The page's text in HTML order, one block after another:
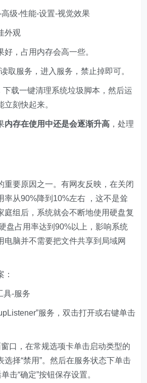
级-性能-设置-视觉效果
外观
，占用内存会高一些。
取服务，进入服务，禁止掉即可。
下载一键清理系统垃圾脚本，然后运
刻快起来。
内存在使用中还是会逐渐升高 ，处理
重要原因之一。有网友反映，在关闭
率从90%降到10%左右 ，这不是耸
庭组后，系统就会不断地使用硬盘复
盘占用率达到90%以上，影响系统
电脑并不需要把文件共享到局域网
：
具-服务
服务，双击打开或右键单击
口，在常规选项卡单击启动类型的
选择“禁用”。然后在服务状态下单击
击“确定”按钮保存设置。